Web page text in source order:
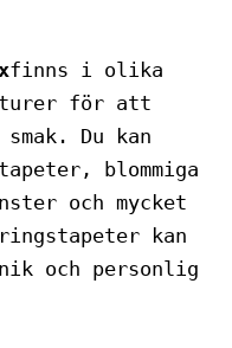
finns i olika
för att
Du kan
blommiga
och mycket
kan
och personlig